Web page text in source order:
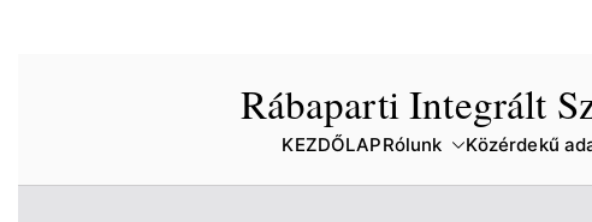
Rábaparti Integrált
KEZDŐLAPRólunk Közérdekű